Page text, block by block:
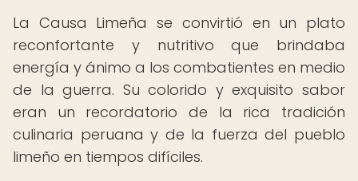
La Causa Limeña se convirtió en un plato
reconfortante y nutritivo que brindaba
energía y ánimo a los combatientes en medio
de la guerra. Su colorido y exquisito sabor
eran un recordatorio de la rica tradición
culinaria peruana y de la fuerza del pueblo
limeño en tiempos difíciles.